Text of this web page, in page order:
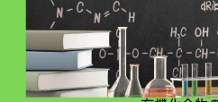
コラム土壌浄化
過去記事はこちら